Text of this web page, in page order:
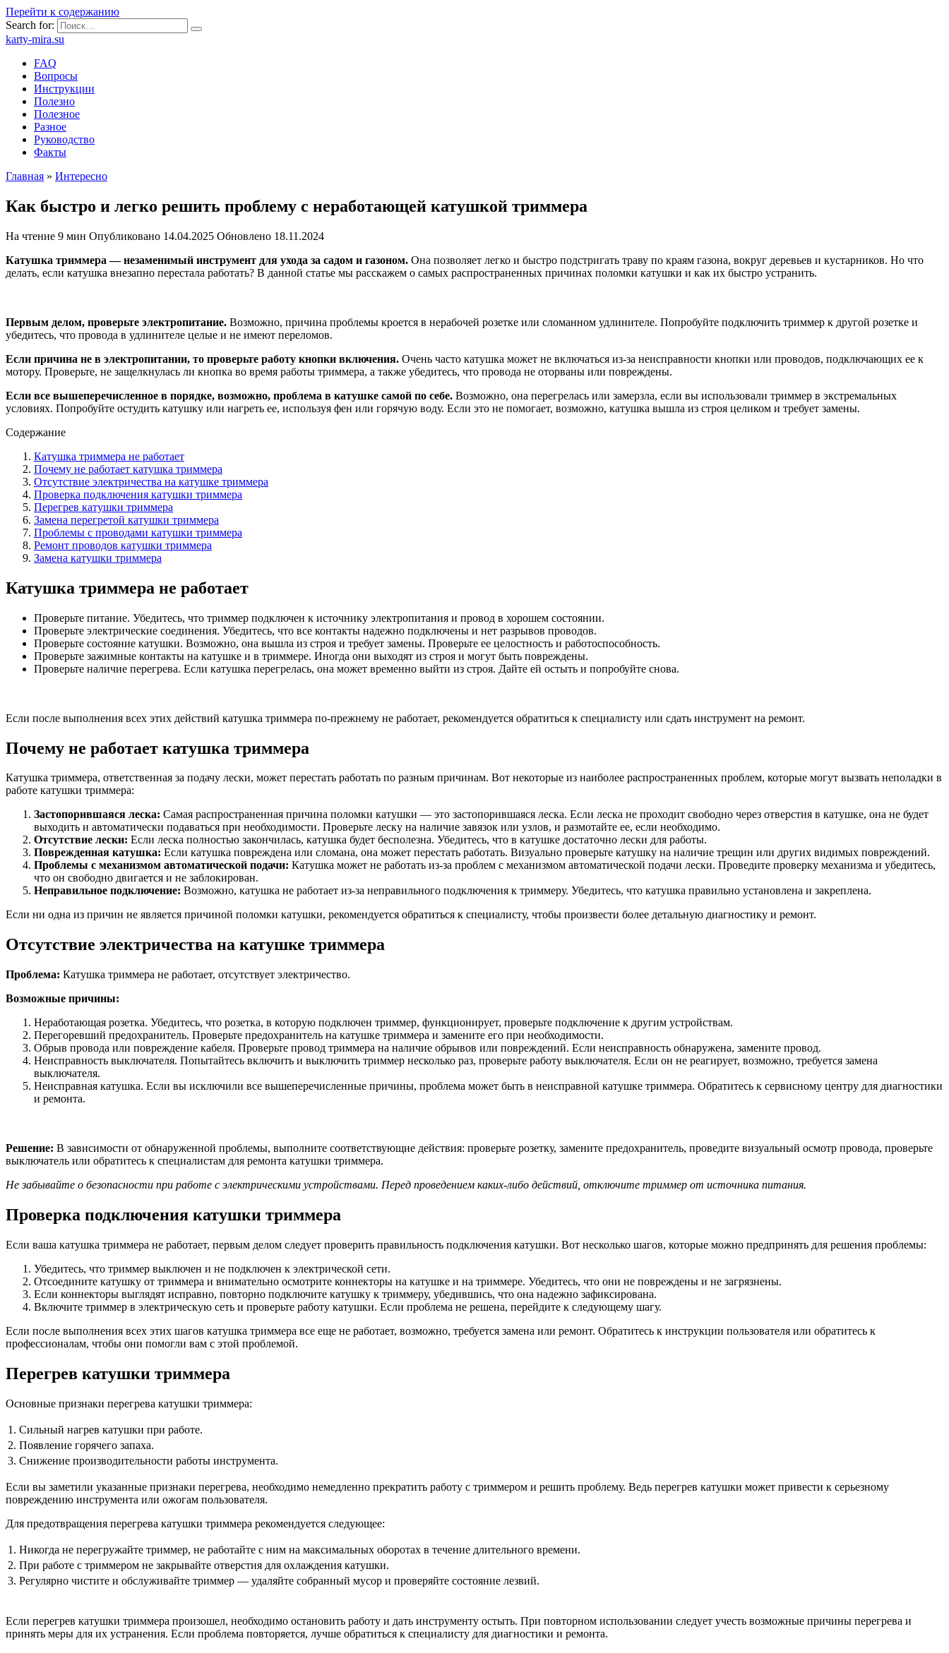
Перейти к содержанию
Search for:
karty-mira.su
FAQ
Вопросы
Инструкции
Полезно
Полезное
Разное
Руководство
Факты
Главная » Интересно
Как быстро и легко решить проблему с неработающей катушкой триммера
На чтение 9 мин Опубликовано 14.04.2025 Обновлено 18.11.2024
Катушка триммера — незаменимый инструмент для ухода за садом и газоном. Она позволяет легко и быстро подстригать траву по краям газона, вокруг деревьев и кустарников. Но что
делать, если катушка внезапно перестала работать? В данной статье мы расскажем о самых распространенных причинах поломки катушки и как их быстро устранить.
Первым делом, проверьте электропитание. Возможно, причина проблемы кроется в нерабочей розетке или сломанном удлинителе. Попробуйте подключить триммер к другой розетке и
убедитесь, что провода в удлинителе целые и не имеют переломов.
Если причина не в электропитании, то проверьте работу кнопки включения. Очень часто катушка может не включаться из-за неисправности кнопки или проводов, подключающих ее к
мотору. Проверьте, не защелкнулась ли кнопка во время работы триммера, а также убедитесь, что провода не оторваны или повреждены.
Если все вышеперечисленное в порядке, возможно, проблема в катушке самой по себе. Возможно, она перегрелась или замерзла, если вы использовали триммер в экстремальных
условиях. Попробуйте остудить катушку или нагреть ее, используя фен или горячую воду. Если это не помогает, возможно, катушка вышла из строя целиком и требует замены.
Содержание
Катушка триммера не работает
Почему не работает катушка триммера
Отсутствие электричества на катушке триммера
Проверка подключения катушки триммера
Перегрев катушки триммера
Замена перегретой катушки триммера
Проблемы с проводами катушки триммера
Ремонт проводов катушки триммера
Замена катушки триммера
Катушка триммера не работает
Проверьте питание. Убедитесь, что триммер подключен к источнику электропитания и провод в хорошем состоянии.
Проверьте электрические соединения. Убедитесь, что все контакты надежно подключены и нет разрывов проводов.
Проверьте состояние катушки. Возможно, она вышла из строя и требует замены. Проверьте ее целостность и работоспособность.
Проверьте зажимные контакты на катушке и в триммере. Иногда они выходят из строя и могут быть повреждены.
Проверьте наличие перегрева. Если катушка перегрелась, она может временно выйти из строя. Дайте ей остыть и попробуйте снова.
Если после выполнения всех этих действий катушка триммера по-прежнему не работает, рекомендуется обратиться к специалисту или сдать инструмент на ремонт.
Почему не работает катушка триммера
Катушка триммера, ответственная за подачу лески, может перестать работать по разным причинам. Вот некоторые из наиболее распространенных проблем, которые могут вызвать неполадки в
работе катушки триммера:
Застопорившаяся леска: Самая распространенная причина поломки катушки — это застопорившаяся леска. Если леска не проходит свободно через отверстия в катушке, она не будет
выходить и автоматически подаваться при необходимости. Проверьте леску на наличие завязок или узлов, и размотайте ее, если необходимо.
Отсутствие лески: Если леска полностью закончилась, катушка будет бесполезна. Убедитесь, что в катушке достаточно лески для работы.
Поврежденная катушка: Если катушка повреждена или сломана, она может перестать работать. Визуально проверьте катушку на наличие трещин или других видимых повреждений.
Проблемы с механизмом автоматической подачи: Катушка может не работать из-за проблем с механизмом автоматической подачи лески. Проведите проверку механизма и убедитесь,
что он свободно двигается и не заблокирован.
Неправильное подключение: Возможно, катушка не работает из-за неправильного подключения к триммеру. Убедитесь, что катушка правильно установлена и закреплена.
Если ни одна из причин не является причиной поломки катушки, рекомендуется обратиться к специалисту, чтобы произвести более детальную диагностику и ремонт.
Отсутствие электричества на катушке триммера
Проблема: Катушка триммера не работает, отсутствует электричество.
Возможные причины:
Неработающая розетка. Убедитесь, что розетка, в которую подключен триммер, функционирует, проверьте подключение к другим устройствам.
Перегоревший предохранитель. Проверьте предохранитель на катушке триммера и замените его при необходимости.
Обрыв провода или повреждение кабеля. Проверьте провод триммера на наличие обрывов или повреждений. Если неисправность обнаружена, замените провод.
Неисправность выключателя. Попытайтесь включить и выключить триммер несколько раз, проверьте работу выключателя. Если он не реагирует, возможно, требуется замена
выключателя.
Неисправная катушка. Если вы исключили все вышеперечисленные причины, проблема может быть в неисправной катушке триммера. Обратитесь к сервисному центру для диагностики
и ремонта.
Решение: В зависимости от обнаруженной проблемы, выполните соответствующие действия: проверьте розетку, замените предохранитель, проведите визуальный осмотр провода, проверьте
выключатель или обратитесь к специалистам для ремонта катушки триммера.
Не забывайте о безопасности при работе с электрическими устройствами. Перед проведением каких-либо действий, отключите триммер от источника питания.
Проверка подключения катушки триммера
Если ваша катушка триммера не работает, первым делом следует проверить правильность подключения катушки. Вот несколько шагов, которые можно предпринять для решения проблемы:
Убедитесь, что триммер выключен и не подключен к электрической сети.
Отсоедините катушку от триммера и внимательно осмотрите коннекторы на катушке и на триммере. Убедитесь, что они не повреждены и не загрязнены.
Если коннекторы выглядят исправно, повторно подключите катушку к триммеру, убедившись, что она надежно зафиксирована.
Включите триммер в электрическую сеть и проверьте работу катушки. Если проблема не решена, перейдите к следующему шагу.
Если после выполнения всех этих шагов катушка триммера все еще не работает, возможно, требуется замена или ремонт. Обратитесь к инструкции пользователя или обратитесь к
профессионалам, чтобы они помогли вам с этой проблемой.
Перегрев катушки триммера
Основные признаки перегрева катушки триммера:
1. Сильный нагрев катушки при работе.
2. Появление горячего запаха.
3. Снижение производительности работы инструмента.
Если вы заметили указанные признаки перегрева, необходимо немедленно прекратить работу с триммером и решить проблему. Ведь перегрев катушки может привести к серьезному
повреждению инструмента или ожогам пользователя.
Для предотвращения перегрева катушки триммера рекомендуется следующее:
1. Никогда не перегружайте триммер, не работайте с ним на максимальных оборотах в течение длительного времени.
2. При работе с триммером не закрывайте отверстия для охлаждения катушки.
3. Регулярно чистите и обслуживайте триммер — удаляйте собранный мусор и проверяйте состояние лезвий.
Если перегрев катушки триммера произошел, необходимо остановить работу и дать инструменту остыть. При повторном использовании следует учесть возможные причины перегрева и
принять меры для их устранения. Если проблема повторяется, лучше обратиться к специалисту для диагностики и ремонта.